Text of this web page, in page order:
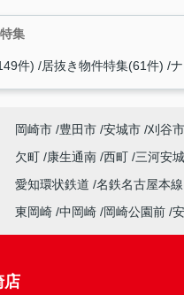
集
件) 居抜き物件特集(61件)
岡崎市 豊田市 安城市 刈谷市
欠町 康生通南 西町 三河安
愛知環状鉄道 名鉄名古屋本線
東岡崎 中岡崎 岡崎公園前
店